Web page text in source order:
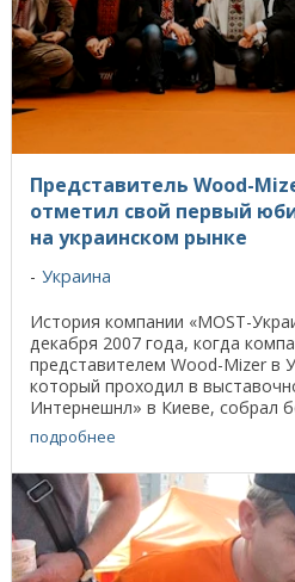
Представитель Wood-
отметил свой первый
на украинском рынке
Украина
История компании «MOST-
декабря 2007 года, когда
представителем Wood-Mizer в
который проходил в
Интернешнл» в Киеве, собрал
подробнее